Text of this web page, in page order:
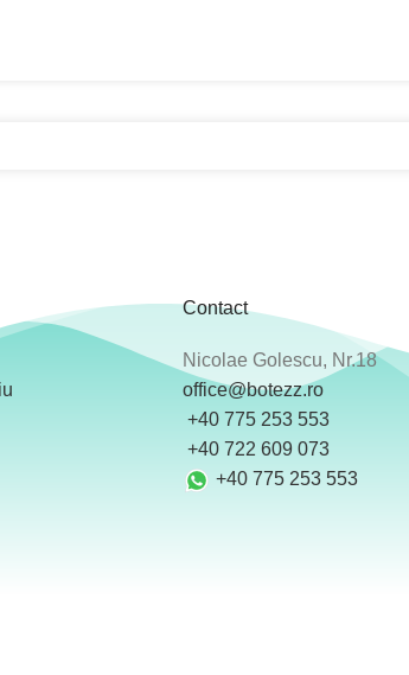
Contact
Nicolae Golescu, Nr.18
office@botezz.ro
+40 775 253 553
‪ +40 722 609 073
+40 775 253 553